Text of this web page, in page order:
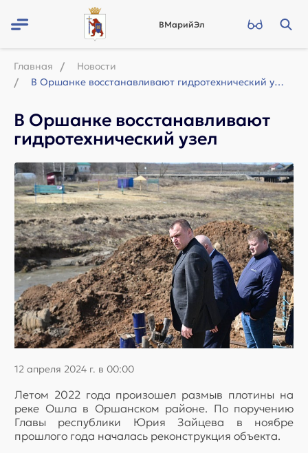
ВМарийЭл
Главная
Новости
В Оршанке восстанавливают гидротехнический узел
В Оршанке восстанавливают
гидротехнический узел
12 апреля 2024 г. в 00:00
Летом 2022 года произошел размыв плотины на
реке Ошла в Оршанском районе. По поручению
Главы республики Юрия Зайцева в ноябре
прошлого года началась реконструкция объекта.